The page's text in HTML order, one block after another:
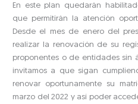
En este plan quedarán
que permitirán la atención
Desde el mes de enero del
realizar la renovación de su
proponentes o de entidades sin
invitamos a que sigan
renovar oportunamente su
marzo del 2022 y así poder